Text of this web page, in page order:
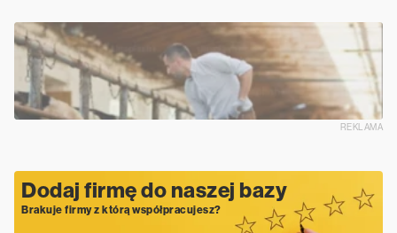
REKLAMA
Dodaj firmę do naszej bazy
Brakuje firmy z którą współpracujesz?